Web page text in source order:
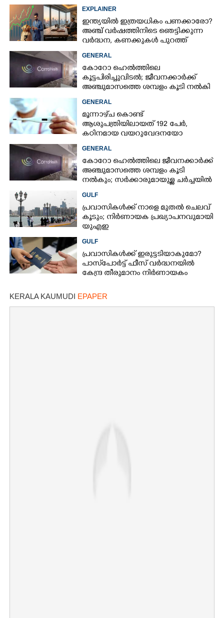
EXPLAINER
ഇന്ത്യയിൽ ഇത്രയധികം പണക്കാരോ?​
അഞ്ച് വർഷത്തിനിടെ ഞെട്ടിക്കുന്ന
വർദ്ധന,​ കണക്കുകൾ പുറത്ത്
GENERAL
കോറോ ഹെൽത്തിലെ
കൂട്ടപിരിച്ചുവിടൽ; ജീവനക്കാർക്ക്
അഞ്ചുമാസത്തെ ശമ്പളം കൂടി നൽകി
GENERAL
മൂന്നാഴ്‌ച കൊണ്ട്
ആശുപത്രിയിലായത് 192 പേർ,
കഠിനമായ വയറുവേദനയോ
ഗുരുതരമാകുന്നതിന്റെ ലക്ഷണം
GENERAL
കോറോ ഹെൽത്തിലെ ജീവനക്കാർക്ക്
അഞ്ചുമാസത്തെ ശമ്പളം കൂടി
നൽകും; സർക്കാരുമായുള്ള ചർച്ചയിൽ
GULF
പ്രവാസികൾക്ക് നാളെ മുതൽ ചെലവ്
കൂടും; നിർണായക പ്രഖ്യാപനവുമായി
യുഎഇ
GULF
പ്രവാസികൾക്ക് ഇരുട്ടടിയാകുമോ?​ ​
പാസ്‌പോർട്ട് ഫീസ് വർദ്ധനയിൽ
കേന്ദ്ര തീരുമാനം നിർണായകം
KERALA KAUMUDI EPAPER